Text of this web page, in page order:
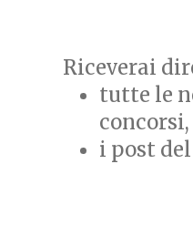
Riceverai
tutte le
i post